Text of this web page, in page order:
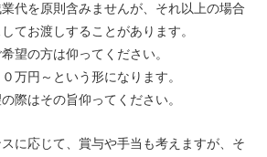
代を原則含みませんが、それ以上の場合
てお渡しすることがあります。
望の方は仰ってください。
万円～という形になります。
際はその旨仰ってください。
に応じて、賞与や手当も考えますが、そ